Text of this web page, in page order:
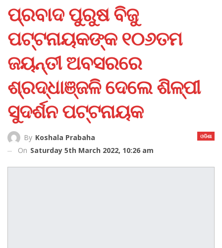
ପ୍ରବାଦ ପୁରୁଷ ବିଜୁ
ପଟ୍ଟନାୟକଙ୍କ ୧୦୬ତମ
ଜୟନ୍ତୀ ଅବସରରେ
ଶ୍ରଦ୍ଧାଞ୍ଜଳି ଦେଲେ ଶିଳ୍ପୀ
ସୁଦର୍ଶନ ପଟ୍ଟନାୟକ
ଓଡିଶା
By Koshala Prabaha
On Saturday 5th March 2022, 10:26 am